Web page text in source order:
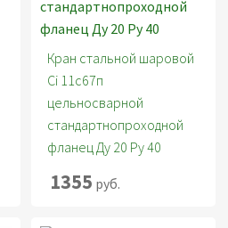
Кран стальной шаровой
Ci 11с67п
цельносварной
стандартнопроходной
фланец Ду 20 Ру 40
1355 руб.